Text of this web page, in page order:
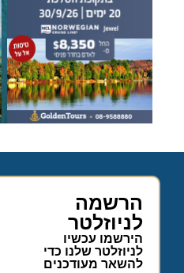
הרשמה
לניוזלטר
הירשמו עכשיו
לניוזלטר שלנו כדי
להשאר מעודכנים